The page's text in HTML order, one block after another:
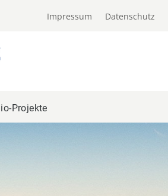
Impressum Datenschutz
Projekte